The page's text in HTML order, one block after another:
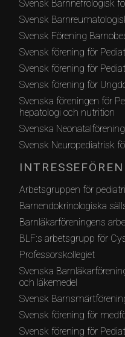
Svensk Barnnefrologisk
Svensk
Svensk Förening
Svensk förening för
Svensk förening för
Svensk förening för
Svenska föreningen för
hepatologi och nutrition
Svenska
Svensk Neuropediatrisk
Arbetsgruppen för
Barnendokrinologiska
Barnläkarföreningens
BLF:s arbetsgrupp för
Professorskollegiet
Svenska
och läkemedel
Svensk
Svensk förening för
Svensk förening för